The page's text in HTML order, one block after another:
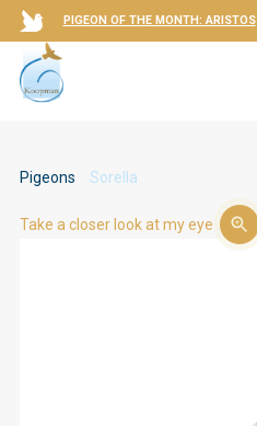
PIGEON OF THE MONTH: ARISTOS
Pigeons Sorella
Take a closer look at my eye